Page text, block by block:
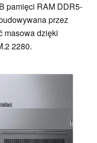
pamięci RAM DDR5-
przez
masowa dzięki
2280.